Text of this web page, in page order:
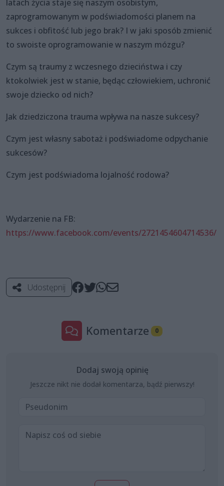
latach życia staje się naszym osobistym,
zaprogramowanym w podświadomości planem na
sukces i obfitość lub jego brak? I w jaki sposób zmienić
to swoiste oprogramowanie w naszym mózgu?
Czym są traumy z wczesnego dzieciństwa i czy
ktokolwiek jest w stanie, będąc człowiekiem, uchronić
swoje dziecko od nich?
Jak dziedziczona trauma wpływa na nasze sukcesy?
Czym jest własny sabotaż i podświadome odpychanie
sukcesów?
Czym jest podświadoma lojalność rodowa?
Wydarzenie na FB:
https://www.facebook.com/events/2721454604714536/
Udostępnij
Komentarze 0
Dodaj swoją opinię
Jeszcze nikt nie dodał komentarza, bądź pierwszy!